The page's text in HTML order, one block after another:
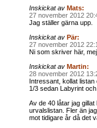
Inskickat av Mats:
27 november 2012
Jag ställer gärna upp.
Inskickat av Pär:
27 november 2012
Ni som skriver här,
Inskickat av Martin:
28 november 2012
Intressant, kollat
1/3 sedan Labyrint
Av de 40 låtar jag
urvalslistan. Fler än
mot tidigare år då det